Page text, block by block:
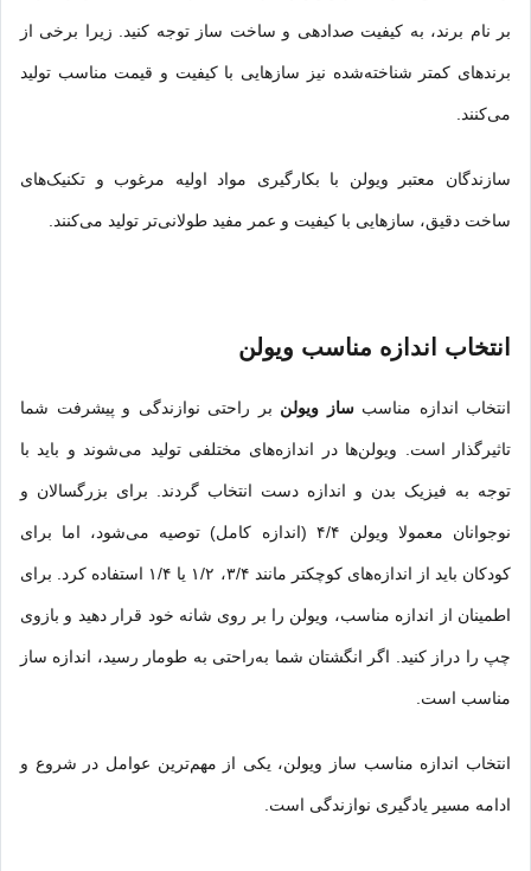
بر نام برند، به کیفیت صدادهی و ساخت ساز توجه کنید. زیرا برخی از
برندهای کمتر شناخته‌شده نیز سازهایی با کیفیت و قیمت مناسب تولید
می‌کنند.
سازندگان معتبر ویولن با بکارگیری مواد اولیه مرغوب و تکنیک‌های
ساخت دقیق، سازهایی با کیفیت و عمر مفید طولانی‌تر تولید می‌کنند.
انتخاب اندازه مناسب ویولن
انتخاب اندازه مناسبساز ویولن بر راحتی نوازندگی و پیشرفت شما
تاثیرگذار است. ویولن‌ها در اندازه‌های مختلفی تولید می‌شوند و باید با
توجه به فیزیک بدن و اندازه دست انتخاب گردند. برای بزرگسالان و
نوجوانان معمولا ویولن ۴/۴ (اندازه کامل) توصیه می‌شود، اما برای
کودکان باید از اندازه‌های کوچکتر مانند ۳/۴، ۱/۲ یا ۱/۴ استفاده کرد. برای
اطمینان از اندازه مناسب، ویولن را بر روی شانه خود قرار دهید و بازوی
چپ را دراز کنید. اگر انگشتان شما به‌راحتی به طومار رسید، اندازه ساز
مناسب است.
انتخاب اندازه مناسب ساز ویولن، یکی از مهم‌ترین عوامل در شروع و
ادامه مسیر یادگیری نوازندگی است.